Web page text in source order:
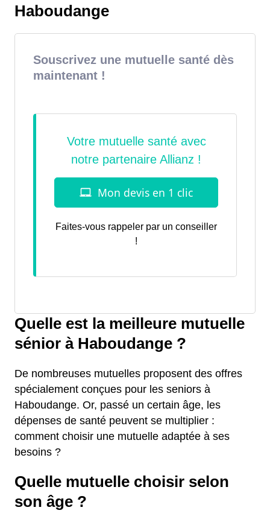
Haboudange
Souscrivez une mutuelle santé dès
maintenant !
Faites-vous rappeler par un conseiller
!
Quelle est la meilleure mutuelle
sénior à Haboudange ?
De nombreuses mutuelles proposent des offres
spécialement conçues pour les seniors à
Haboudange. Or, passé un certain âge, les
dépenses de santé peuvent se multiplier :
comment choisir une mutuelle adaptée à ses
besoins ?
Quelle mutuelle choisir selon
son âge ?